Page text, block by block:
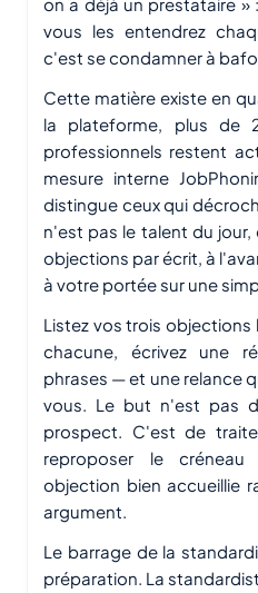
vous les entendrez
c'est se condamner à
Cette matière existe en
la plateforme, plus de
professionnels restent
mesure interne
distingue ceux qui
n'est pas le talent du
objections par écrit, à
à votre portée sur une
Listez vos trois
chacune, écrivez une
phrases — et une relance
vous. Le but n'est pas
prospect. C'est de
reproposer le créneau
objection bien accueillie
argument.
Le barrage de la
préparation. La